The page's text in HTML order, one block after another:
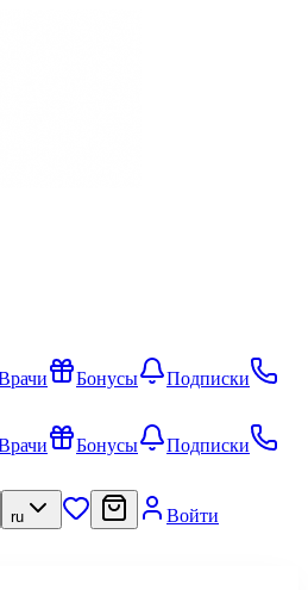
Бонусы
Подписки
Бонусы
Подписки
ru Войти